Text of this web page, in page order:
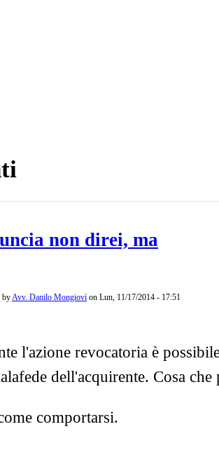
non direi, ma
by Avv. Danilo Mongiovì on Lun, 11/17/2014 - 17:51
l'azione revocatoria è
dell'acquirente. Cosa
comportarsi.